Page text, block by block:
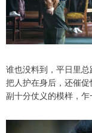
谁也没料到，平日里
把人护在身后，还催
副十分仗义的模样，乍